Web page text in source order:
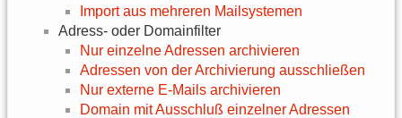
Import aus mehreren Mailsystemen
Adress- oder Domainfilter
Nur einzelne Adressen archivieren
Adressen von der Archivierung ausschließen
Nur externe E-Mails archivieren
Domain mit Ausschluß einzelner Adressen